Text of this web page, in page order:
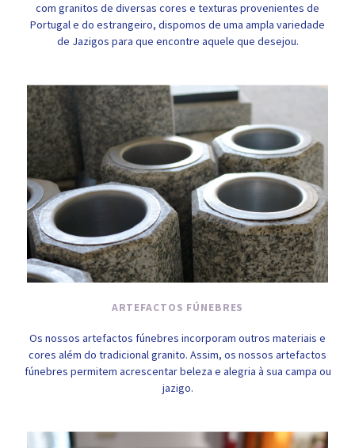
com granitos de diversas cores e texturas provenientes de
Portugal e do estrangeiro, dispomos de uma ampla variedade
de Jazigos para que encontre aquele que desejou.
ARTEFACTOS FÚNEBRES
Os nossos artefactos fúnebres incorporam outros materiais e
cores além do tradicional granito. Assim, os nossos artefactos
fúnebres permitem acrescentar beleza e alegria à sua campa ou
jazigo.